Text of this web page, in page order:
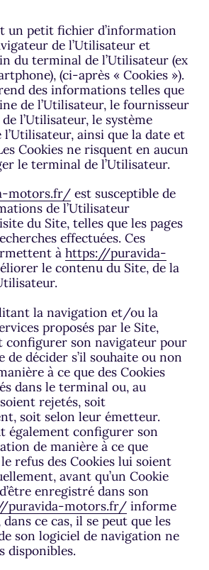
un petit fichier d’information
de l’Utilisateur et
du terminal de l’Utilisateur (ex
(ci-après « Cookies »).
des informations telles que
de l’Utilisateur, le fournisseur
l’Utilisateur, le système
l’Utilisateur, ainsi que la date et
Cookies ne risquent en aucun
le terminal de l’Utilisateur.
motors.fr/ est susceptible de
de l’Utilisateur
du Site, telles que les pages
effectuées. Ces
àhttps://puravida-
le contenu du Site, de la
la navigation et/ou la
proposés par le Site,
configurer son navigateur pour
de décider s’il souhaite ou non
à ce que des Cookies
dans le terminal ou, au
rejetés, soit
soit selon leur émetteur.
également configurer son
de manière à ce que
refus des Cookies lui soient
avant qu’un Cookie
enregistré dans son
puravida-motors.fr/ informe
ce cas, il se peut que les
son logiciel de navigation ne
disponibles.